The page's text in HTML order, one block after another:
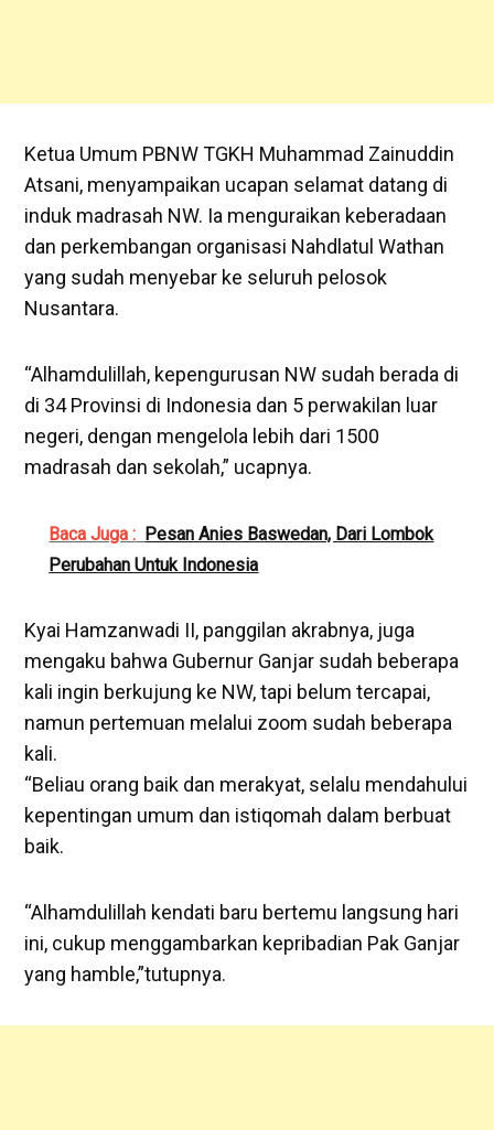
Ketua Umum PBNW TGKH Muhammad Zainuddin
Atsani, menyampaikan ucapan selamat datang di
induk madrasah NW. Ia menguraikan keberadaan
dan perkembangan organisasi Nahdlatul Wathan
yang sudah menyebar ke seluruh pelosok
Nusantara.
“Alhamdulillah, kepengurusan NW sudah berada di
di 34 Provinsi di Indonesia dan 5 perwakilan luar
negeri, dengan mengelola lebih dari 1500
madrasah dan sekolah,” ucapnya.
Baca Juga : Pesan Anies Baswedan, Dari Lombok
Perubahan Untuk Indonesia
Kyai Hamzanwadi II, panggilan akrabnya, juga
mengaku bahwa Gubernur Ganjar sudah beberapa
kali ingin berkujung ke NW, tapi belum tercapai,
namun pertemuan melalui zoom sudah beberapa
kali.
“Beliau orang baik dan merakyat, selalu mendahului
kepentingan umum dan istiqomah dalam berbuat
baik.
“Alhamdulillah kendati baru bertemu langsung hari
ini, cukup menggambarkan kepribadian Pak Ganjar
yang hamble,”tutupnya.